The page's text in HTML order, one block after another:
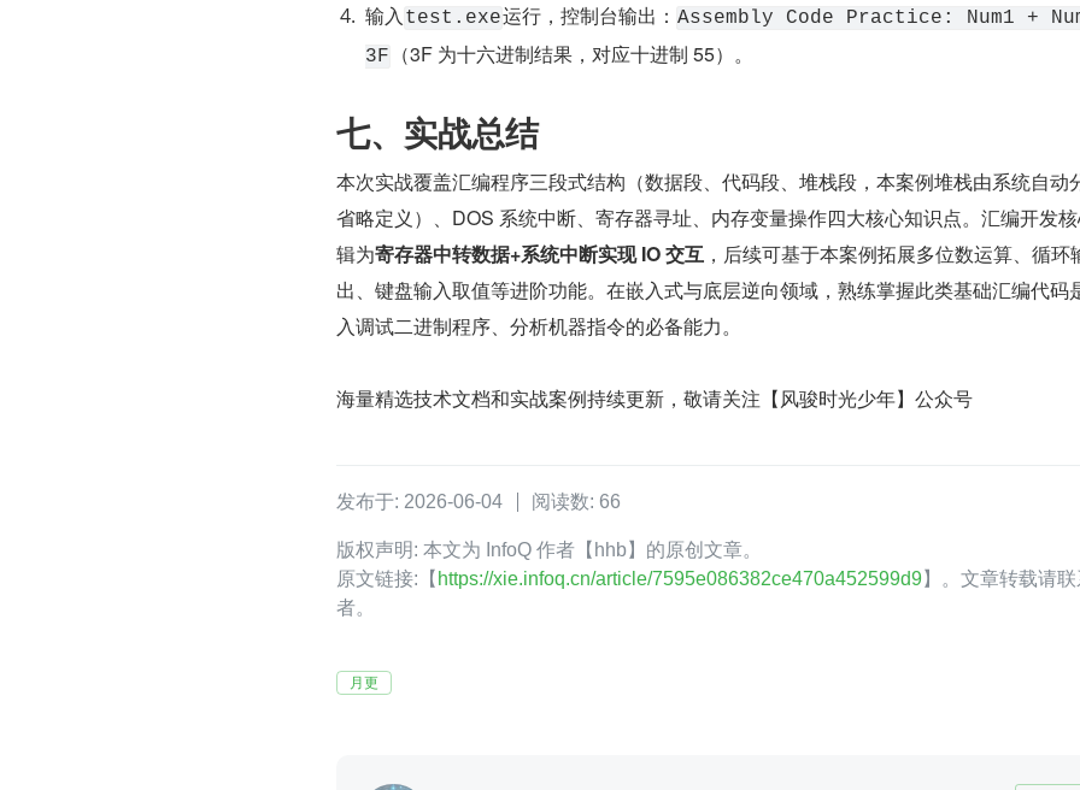
输入 test.exe运行，控制台输出： Assembly Code Practice: Num1 +
3F
（3F 为十六进制结果，对应十进制 55）。
七、实战总结
本次实战覆盖汇编程序三段式结构（数据段、代码段、堆栈段，本案例堆栈由系统自动
省略定义）、DOS 系统中断、寄存器寻址、内存变量操作四大核心知识点。汇编开发
辑为寄存器中转数据+系统中断实现 IO 交互 ，后续可基于本案例拓展多位数运算、循环
出、键盘输入取值等进阶功能。在嵌入式与底层逆向领域，熟练掌握此类基础汇编代码
入调试二进制程序、分析机器指令的必备能力。
海量精选技术文档和实战案例持续更新，敬请关注【风骏时光少年】公众号
发布于: 2026-06-04 阅读数: 66
版权声明: 本文为 InfoQ 作者【hhb】的原创文章。
原文链接:【 https://xie.infoq.cn/article/7595e086382ce470a452599d9】。文章转载请
者。
月更